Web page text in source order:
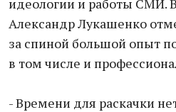
идеологии и работы СМИ.
Александр Лукашенко
за спиной большой опыт
в том числе и
- Времени для раскачки